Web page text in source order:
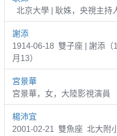
北京大學 | 耿姝，央視主持
謝添
1914-06-18 雙子座 | 謝添（
月13）
宮景華
宮景華，女，大陸影視演員
楊沛宜
2001-02-21 雙魚座 北大附